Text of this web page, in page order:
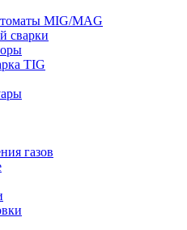
MIG/MAG
сварки
TIG
газов